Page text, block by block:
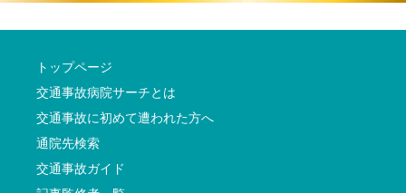
トップページ
交通事故病院サーチとは
交通事故に初めて遭われた方へ
通院先検索
交通事故ガイド